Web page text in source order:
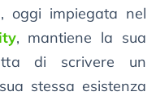
oggi impiegata nel
, mantiene la sua
di scrivere un
stessa esistenza